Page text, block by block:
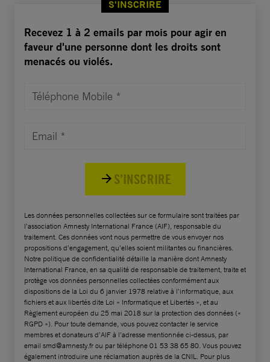
Recevez 1 à 2 emails par mois pour agir en
faveur d'une personne dont les droits sont
menacés ou violés.
S’INSCRIRE
Les données personnelles collectées sur ce formulaire sont traitées par
l’association Amnesty International France (AIF), responsable du
traitement. Ces données vont nous permettre de vous envoyer nos
propositions d’engagement, qu’elles soient militantes ou financières.
Notre politique de confidentialité détaille la manière dont Amnesty
International France, en sa qualité de responsable de traitement, traite et
protège vos données personnelles collectées conformément aux
dispositions de la Loi du 6 janvier 1978 relative à l’informatique, aux
fichiers et aux libertés dite Loi « Informatique et Libertés », et au
Règlement européen du 25 mai 2018 sur la protection des données («
RGPD »). Pour toute demande, vous pouvez contacter le service
membres et donateurs d’AIF à l’adresse mentionnée ci-dessus, par
email smd@amnesty.frou par téléphone 01 53 38 65 80. Vous pouvez
également introduire une réclamation auprès de la CNIL. Pour plus